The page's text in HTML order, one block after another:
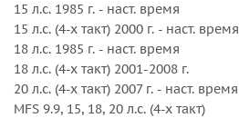
15 л.с. 1985 г. - наст. время
15 л.с. (4-х такт) 2000 г. - наст. время
18 л.с. 1985 г. - наст. время
18 л.с. (4-х такт) 2001-2008 г.
20 л.с. (4-х такт) 2007 г. - наст. время
MFS 9.9, 15, 18, 20 л.с. (4-х такт)